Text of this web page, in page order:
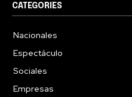
CATEGORIES
Nacionales
Espectáculo
Sociales
Empresas